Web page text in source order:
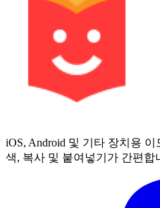
iOS, Android 및 기타 장치용
색, 복사 및 붙여넣기가 간편합